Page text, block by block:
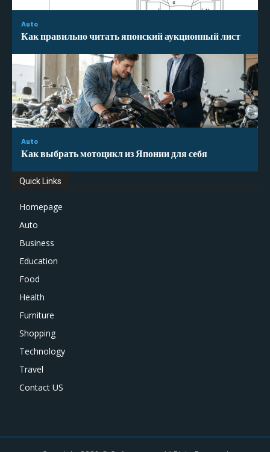
Auto
Как правильно читать японский аукционный лист
Auto
Как выбрать мотоцикл из Японии для себя
Quick Links
Homepage
Auto
Business
Education
Food
Health
Furniture
Shopping
Technology
Travel
Contact US